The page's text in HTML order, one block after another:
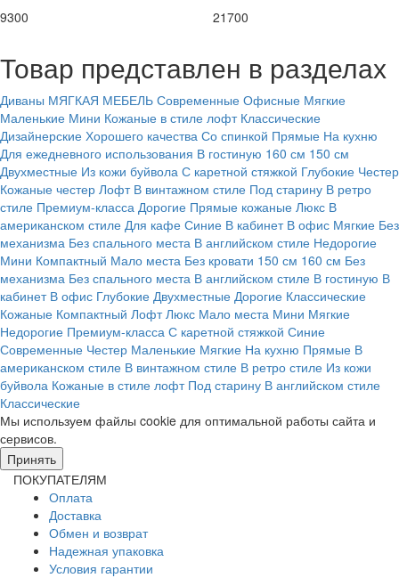
9300
21700
Товар представлен в разделах
Диваны МЯГКАЯ МЕБЕЛЬ Современные Офисные Мягкие
Маленькие Мини Кожаные в стиле лофт Классические
Дизайнерские Хорошего качества Со спинкой Прямые На кухню
Для ежедневного использования В гостиную 160 см 150 см
Двухместные Из кожи буйвола С каретной стяжкой Глубокие Честер
Кожаные честер Лофт В винтажном стиле Под старину В ретро
стиле Премиум-класса Дорогие Прямые кожаные Люкс В
американском стиле Для кафе Синие В кабинет В офис Мягкие Без
механизма Без спального места В английском стиле Недорогие
Мини Компактный Мало места Без кровати 150 см 160 см Без
механизма Без спального места В английском стиле В гостиную В
кабинет В офис Глубокие Двухместные Дорогие Классические
Кожаные Компактный Лофт Люкс Мало места Мини Мягкие
Недорогие Премиум-класса С каретной стяжкой Синие
Современные Честер Маленькие Мягкие На кухню Прямые В
американском стиле В винтажном стиле В ретро стиле Из кожи
буйвола Кожаные в стиле лофт Под старину В английском стиле
Классические
Мы используем файлы cookie для оптимальной работы сайта и
сервисов.
Принять
ПОКУПАТЕЛЯМ
Оплата
Доставка
Обмен и возврат
Надежная упаковка
Условия гарантии